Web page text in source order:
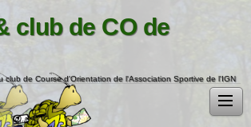
club de CO de
club de Course d'Orientation de l'Association Sportive de l'IGN